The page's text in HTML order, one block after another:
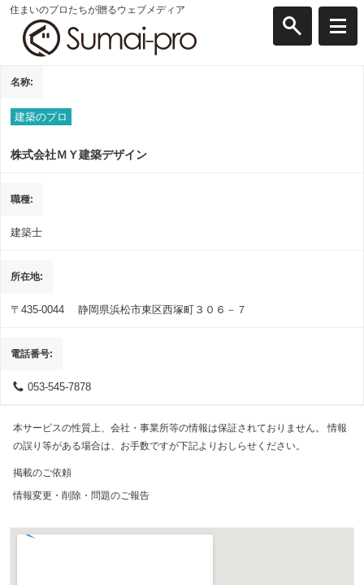
住まいのプロたちが贈るウェブメディア
名称
建築のプロ
株式会社ＭＹ建築デザイン
職種
建築士
所在地
〒435-0044 静岡県浜松市東区西塚町３０６－７
電話番号
053-545-7878
本サービスの性質上、会社・事業所等の情報は保証されておりません。 情報
の誤り等がある場合は、お手数ですが下記よりおしらせください。
掲載のご依頼
情報変更・削除・問題のご報告